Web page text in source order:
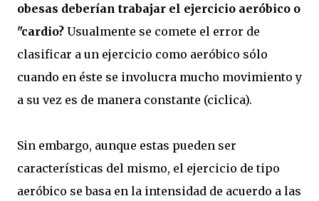
obesas deberían trabajar el ejercicio aeróbico o
"cardio? Usualmente se comete el error de
clasificar a un ejercicio como aeróbico sólo
cuando en éste se involucra mucho movimiento y
a su vez es de manera constante (ciclica).
Sin embargo, aunque estas pueden ser
características del mismo, el ejercicio de tipo
aeróbico se basa en la intensidad de acuerdo a las